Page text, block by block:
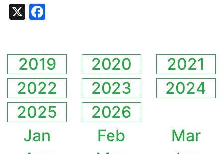
X
2019 2020
2021
2022
2023
2024
2025
2026
Jan
Feb
Mar